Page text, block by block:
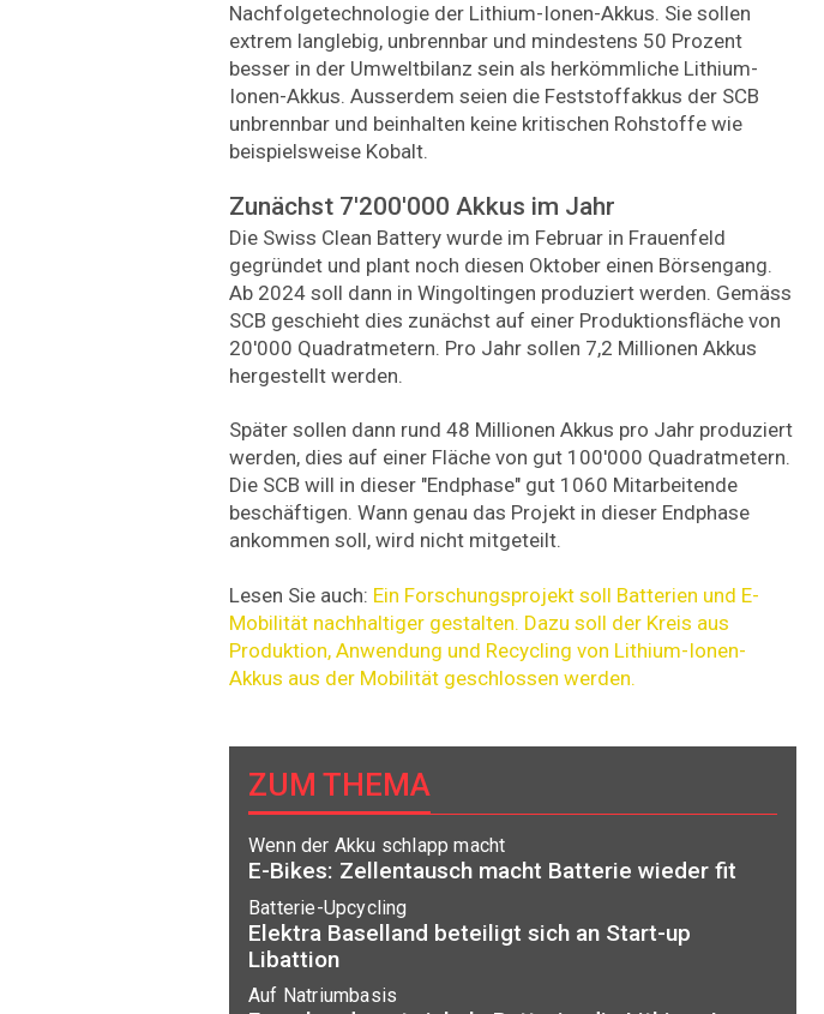
Nachfolgetechnologie der Lithium-Ionen-Akkus. Sie sollen
extrem langlebig, unbrennbar und mindestens 50 Prozent
besser in der Umweltbilanz sein als herkömmliche Lithium-
Ionen-Akkus. Ausserdem seien die Feststoffakkus der SCB
unbrennbar und beinhalten keine kritischen Rohstoffe wie
beispielsweise Kobalt.
Zunächst 7'200'000 Akkus im Jahr
Die Swiss Clean Battery wurde im Februar in Frauenfeld
gegründet und plant noch diesen Oktober einen Börsengang.
Ab 2024 soll dann in Wingoltingen produziert werden. Gemäss
SCB geschieht dies zunächst auf einer Produktionsfläche von
20'000 Quadratmetern. Pro Jahr sollen 7,2 Millionen Akkus
hergestellt werden.
Später sollen dann rund 48 Millionen Akkus pro Jahr produziert
werden, dies auf einer Fläche von gut 100'000 Quadratmetern.
Die SCB will in dieser "Endphase" gut 1060 Mitarbeitende
beschäftigen. Wann genau das Projekt in dieser Endphase
ankommen soll, wird nicht mitgeteilt.
Lesen Sie auch: Ein Forschungsprojekt soll Batterien und E-
Mobilität nachhaltiger gestalten. Dazu soll der Kreis aus
Produktion, Anwendung und Recycling von Lithium-Ionen-
Akkus aus der Mobilität geschlossen werden.
ZUM THEMA
Wenn der Akku schlapp macht
E-Bikes: Zellentausch macht Batterie wieder fit
Batterie-Upcycling
Elektra Baselland beteiligt sich an Start-up
Libattion
Auf Natriumbasis